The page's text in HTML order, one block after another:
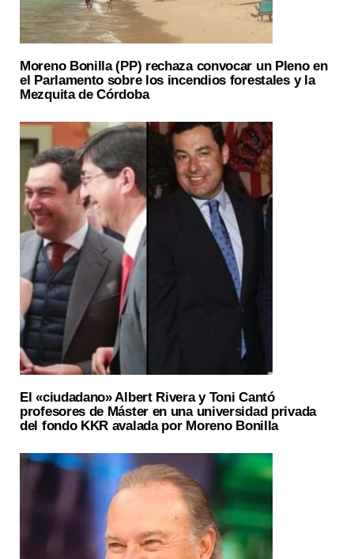
Moreno Bonilla (PP) rechaza convocar un Pleno en
el Parlamento sobre los incendios forestales y la
Mezquita de Córdoba
El «ciudadano» Albert Rivera y Toni Cantó
profesores de Máster en una universidad privada
del fondo KKR avalada por Moreno Bonilla